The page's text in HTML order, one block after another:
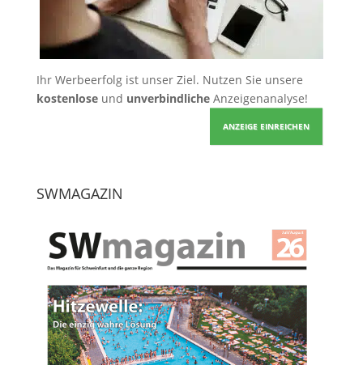
Ihr Werbeerfolg ist unser Ziel. Nutzen Sie unsere
kostenloseund unverbindlicheAnzeigenanalyse!
ANZEIGE EINREICHEN
SWMAGAZIN